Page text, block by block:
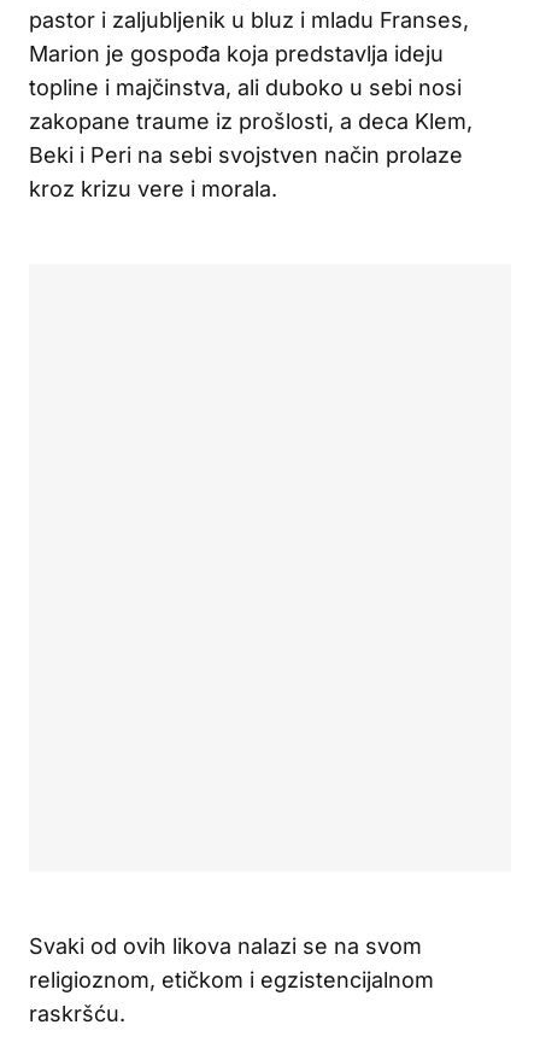
pastor i zaljubljenik u bluz i mladu Franses,
Marion je gospođa koja predstavlja ideju
topline i majčinstva, ali duboko u sebi nosi
zakopane traume iz prošlosti, a deca Klem,
Beki i Peri na sebi svojstven način prolaze
kroz krizu vere i morala.
Svaki od ovih likova nalazi se na svom
religioznom, etičkom i egzistencijalnom
raskršću.